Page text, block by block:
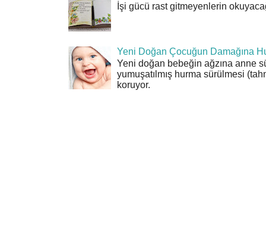
İşi gücü rast gitmeyenlerin
Yeni Doğan Çocuğun Damağına
Yeni doğan bebeğin ağzına anne
yumuşatılmış hurma sürülmesi
koruyor.